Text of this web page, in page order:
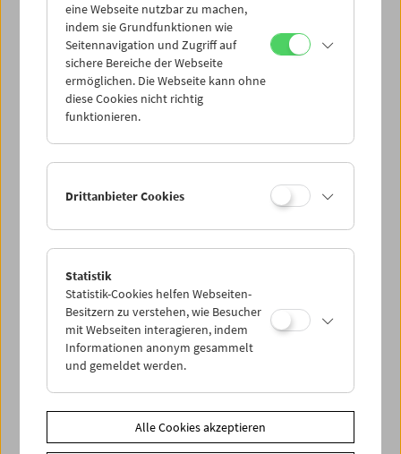
< zurück zur Übersicht
Share on
eine Webseite nutzbar zu machen,
indem sie Grundfunktionen wie
Seitennavigation und Zugriff auf
sichere Bereiche der Webseite
ermöglichen. Die Webseite kann ohne
diese Cookies nicht richtig
funktionieren.
Drittanbieter Cookies
Statistik
Statistik-Cookies helfen Webseiten-
Besitzern zu verstehen, wie Besucher
mit Webseiten interagieren, indem
Informationen anonym gesammelt
und gemeldet werden.
Alle Cookies akzeptieren